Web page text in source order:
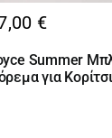
€
Summer
για